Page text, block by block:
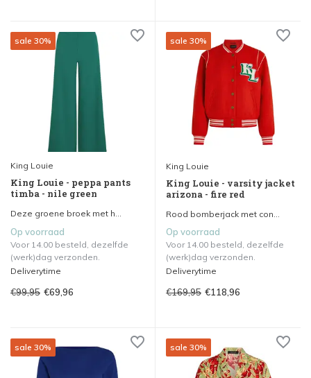
sale 30%
King Louie
King Louie - peppa pants
timba - nile green
Deze groene broek met h...
Op voorraad
Voor 14.00 besteld, dezelfde
(werk)dag verzonden.
Deliverytime
€99,95 €69,96
sale 30%
King Louie
King Louie - varsity jacket
arizona - fire red
Rood bomberjack met con...
Op voorraad
Voor 14.00 besteld, dezelfde
(werk)dag verzonden.
Deliverytime
€169,95 €118,96
sale 30% sale 30%